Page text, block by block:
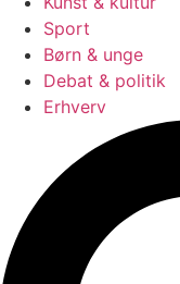
Sport
Børn & unge
Debat & politik
Erhverv